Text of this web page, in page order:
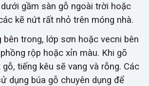
gầm sàn gỗ ngoài trời hoặc
kẽ nứt rất nhỏ trên móng nhà.
bên trong, lớp sơn hoặc vecni bên
rộp hoặc xỉn màu. Khi gõ
tiếng kêu sẽ vang và rỗng. Các
dụng búa gỗ chuyên dụng để